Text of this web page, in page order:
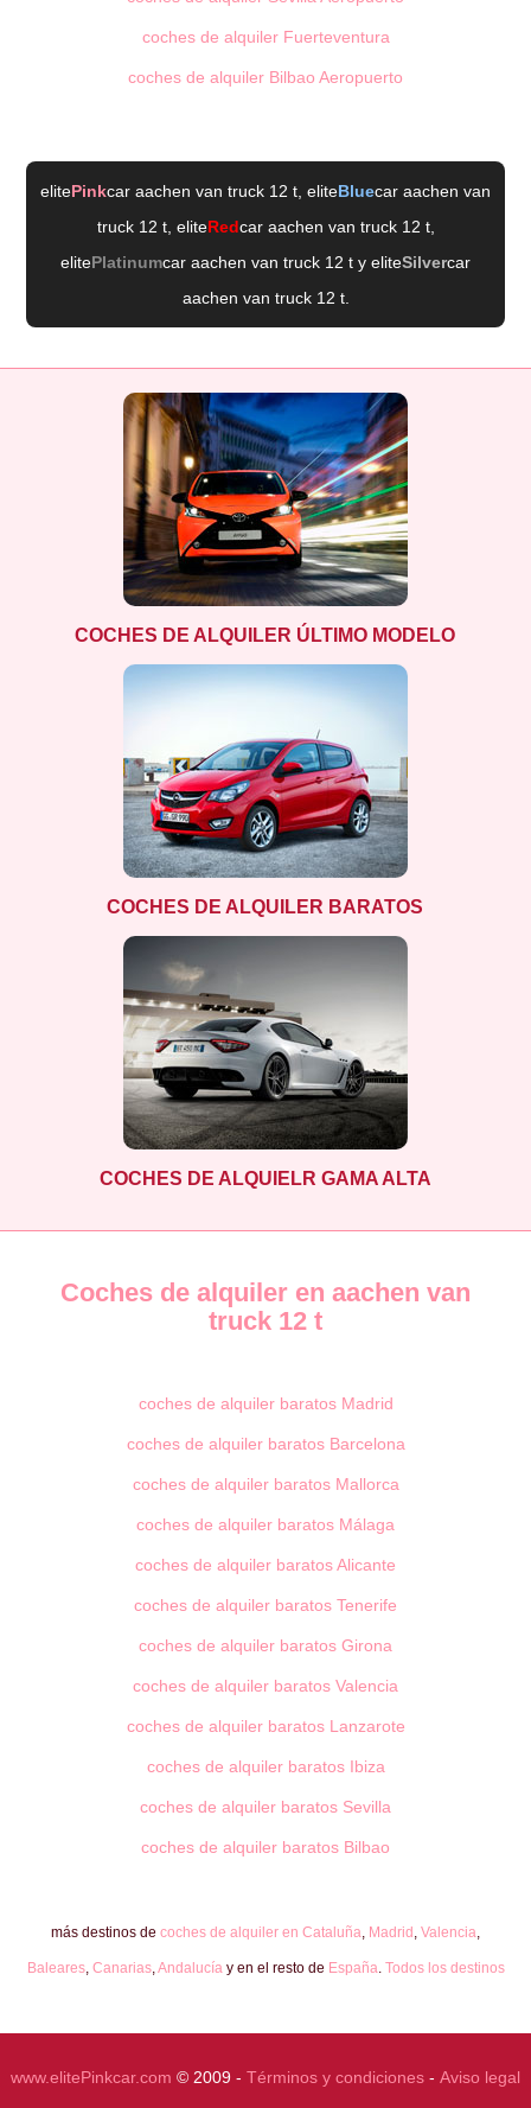
coches de alquiler Fuerteventura
coches de alquiler Bilbao Aeropuerto
elitePinkcar aachen van truck 12 t , eliteBluecar aachen van
truck 12 t, eliteRedcar aachen van truck 12 t,
elitePlatinumcar aachen van truck 12 t y eliteSilvercar
aachen van truck 12 t.
COCHES DE ALQUILER ÚLTIMO MODELO
COCHES DE ALQUILER BARATOS
COCHES DE ALQUIELR GAMA ALTA
Coches de alquiler en aachen van
truck 12 t
coches de alquiler baratos Madrid
coches de alquiler baratos Barcelona
coches de alquiler baratos Mallorca
coches de alquiler baratos Málaga
coches de alquiler baratos Alicante
coches de alquiler baratos Tenerife
coches de alquiler baratos Girona
coches de alquiler baratos Valencia
coches de alquiler baratos Lanzarote
coches de alquiler baratos Ibiza
coches de alquiler baratos Sevilla
coches de alquiler baratos Bilbao
más destinos de coches de alquiler en Cataluña, Madrid , Valencia,
Baleares, Canarias,Andalucíay en el resto de España. Todos los destinos
www.elitePinkcar.com © 2009 - Términos y condiciones - Aviso legal